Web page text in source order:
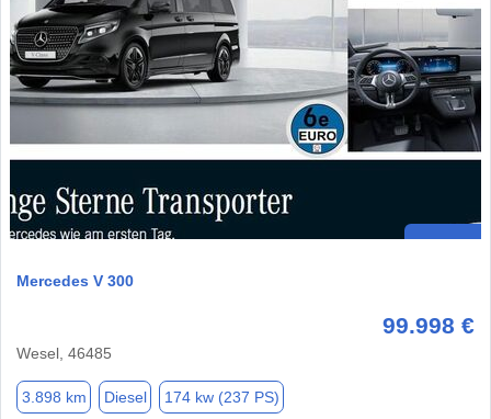
Mercedes V 300
99.998 €
Wesel, 46485
3.898 km Diesel 174 kw (237 PS)